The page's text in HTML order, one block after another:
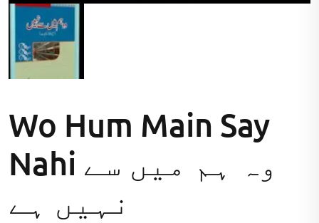
Wo Hum Main Say
Nahi وہ ہم میں سے
نہیں ہے